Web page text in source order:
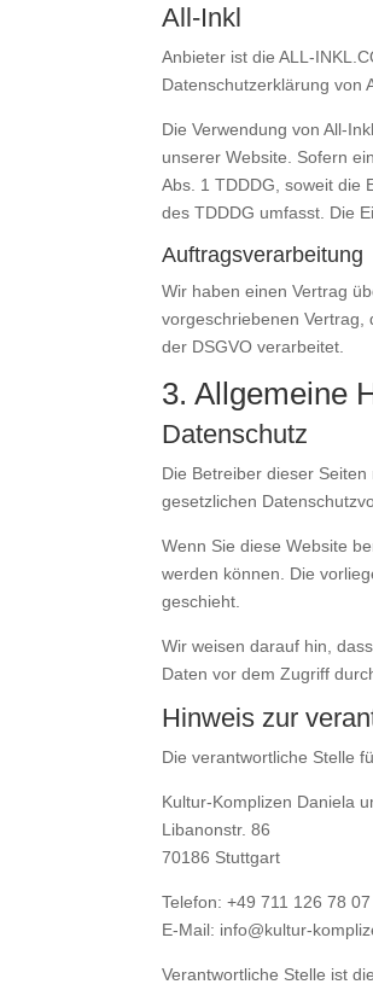
All-Inkl
Anbieter ist die ALL-
Datenschutzerklärung von
Die Verwendung von All-
unserer Website. Sofern
Abs. 1 TDDDG, soweit die
des TDDDG umfasst. Die
Auftragsverarbeitung
Wir haben einen Vertrag
vorgeschriebenen
der DSGVO verarbeitet.
3. Allgemeine
Datenschutz
Die Betreiber dieser
gesetzlichen
Wenn Sie diese Website
werden können. Die
geschieht.
Wir weisen darauf hin,
Daten vor dem Zugriff
Hinweis zur
Die verantwortliche Stelle
Kultur-Komplizen Daniela
Libanonstr. 86
70186 Stuttgart
Telefon: +49 711 126 78 07
E-Mail: info@kultur-
Verantwortliche Stelle ist